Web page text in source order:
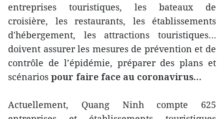
entreprises touristiques, les bateaux de
croisière, les restaurants, les établissements
d'hébergement, les attractions touristiques…
doivent assurer les mesures de prévention et de
contrôle de l’épidémie, préparer des plans et
scénarios pour faire face au coronavirus…
Actuellement, Quang Ninh compte 625